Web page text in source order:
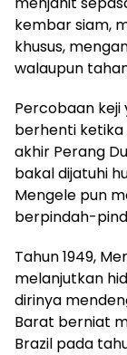
kembar siam,
khusus,
walaupun
Percobaan keji
berhenti
akhir Perang
bakal dijatuhi
Mengele pun
berpindah-
Tahun 1949,
melanjutkan
dirinya
Barat berniat
Brazil pada